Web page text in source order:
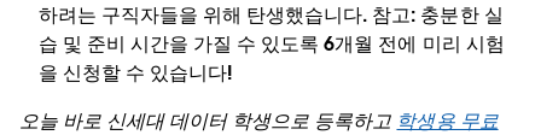
하려는 구직자들을 위해 탄생했습니다. 참고: 충분한 실
습 및 준비 시간을 가질 수 있도록 6개월 전에 미리 시험
을 신청할 수 있습니다!
오늘 바로 신세대 데이터 학생으로 등록하고 학생용 무료